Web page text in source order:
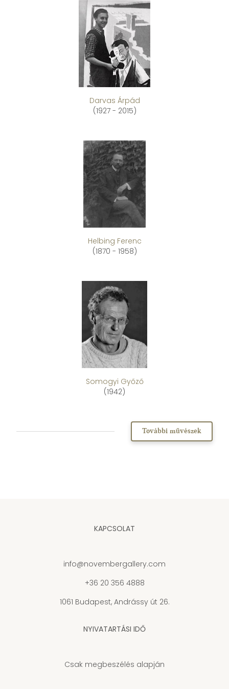
Darvas Árpád
(1927 - 2015)
Helbing Ferenc
(1870 - 1958)
Somogyi Győző
(1942)
További művészek
KAPCSOLAT
info@novembergallery.com
+36 20 356 4888
1061 Budapest, Andrássy út 26.
NYIVATARTÁSI IDŐ
Csak megbeszélés alapján